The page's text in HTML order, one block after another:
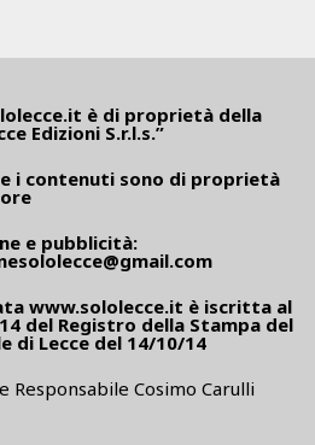
è di proprietà della
Edizioni S.r.l.s.”
i contenuti sono di proprietà
e pubblicità:
www.sololecce.it è iscritta al
del Registro della Stampa del
di Lecce del 14/10/14
Responsabile Cosimo Carulli